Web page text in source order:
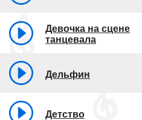
Девочка на сцене
танцевала
Дельфин
Детство